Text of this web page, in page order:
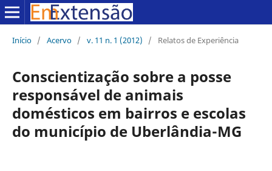
Início / Acervo / v. 11 n. 1 (2012) / Relatos de Experiência
Conscientização sobre a posse
responsável de animais
domésticos em bairros e escolas
do município de Uberlândia-MG